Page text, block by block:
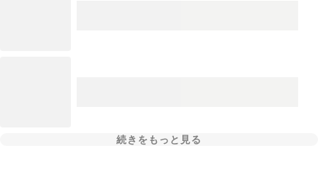
続きをもっと見る